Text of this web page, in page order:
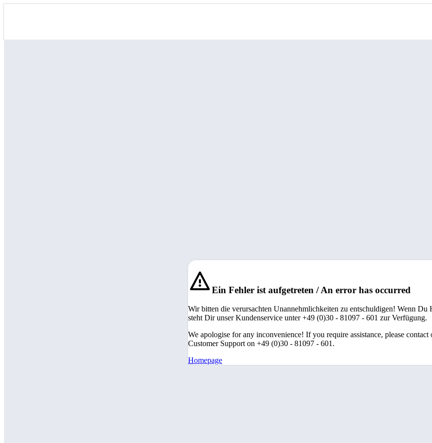
Ein Fehler ist aufgetreten / An error has occurred
Wir bitten die verursachten Unannehmlichkeiten zu entschuldigen! Wenn Du
steht Dir unser Kundenservice unter +49 (0)30 - 81097 - 601 zur Verfügung.
We apologise for any inconvenience! If you require assistance, please contact
Customer Support on +49 (0)30 - 81097 - 601.
Homepage